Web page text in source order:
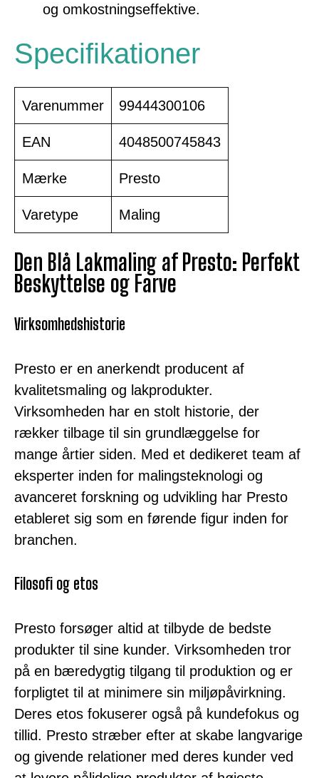
og omkostningseffektive.
Specifikationer
Varenummer 99444300106
EAN 4048500745843
Mærke Presto
Varetype Maling
Den Blå Lakmaling af Presto: Perfekt
Beskyttelse og Farve
Virksomhedshistorie
Presto er en anerkendt producent af
kvalitetsmaling og lakprodukter.
Virksomheden har en stolt historie, der
rækker tilbage til sin grundlæggelse for
mange årtier siden. Med et dedikeret team af
eksperter inden for malingsteknologi og
avanceret forskning og udvikling har Presto
etableret sig som en førende figur inden for
branchen.
Filosofi og etos
Presto forsøger altid at tilbyde de bedste
produkter til sine kunder. Virksomheden tror
på en bæredygtig tilgang til produktion og er
forpligtet til at minimere sin miljøpåvirkning.
Deres etos fokuserer også på kundefokus og
tillid. Presto stræber efter at skabe langvarige
og givende relationer med deres kunder ved